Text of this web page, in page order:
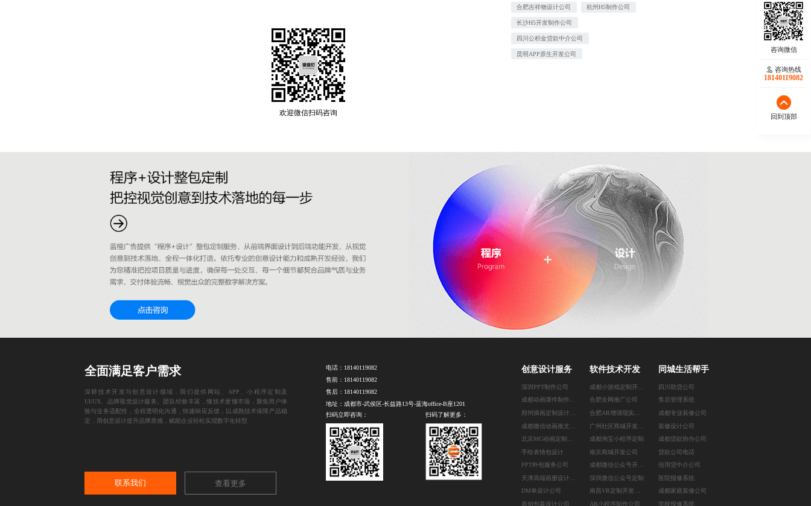
欢迎微信扫码咨询
合肥吉祥物设计公司 杭州H5制作公司
长沙H5开发制作公司
四川公积金贷款中介公司
昆明APP原生开发公司
咨询热线
18140119082
回到顶部
全面满足客户需求
深耕技术开发与创意设计领域，我们提供网站、APP、小程序定制及
UI/UX、品牌视觉设计服务。团队经验丰富，懂技术更懂市场，聚焦用户体
验与业务适配性，全程透明化沟通，快速响应反馈，以成熟技术保障产品稳
定，用创意设计提升品牌质感，赋能企业轻松实现数字化转型
联系我们 查看更多
电话： 18140119082
售前： 18140119082
售后： 18140119082
地址：成都市-武侯区-长益路13号-蓝海office-B座1201
扫码立即咨询：
扫码了解更多：
创意设计服务
深圳PPT制作公司
成都动画课件制作公司
郑州插画定制设计公司
手绘表情包设计
PPT外包服务公司
天津高端画册设计公司
DM单设计公司
原创包装设计公司
软件技术开发
合肥全网推广公司
成都淘宝小程序定制
南京商城开发公司
深圳微信公众号定制
AR小程序制作公司
同城生活帮手
四川助贷公司
售后管理系统
成都专业装修公司
装修设计公司
成都贷款协办公司
贷款公司电话
信用贷中介公司
医院报修系统
成都家庭装修公司
学校报修系统